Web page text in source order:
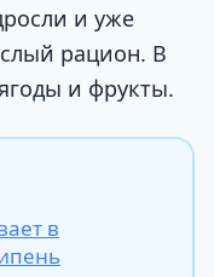
и уже
рацион. В
и фрукты.
в